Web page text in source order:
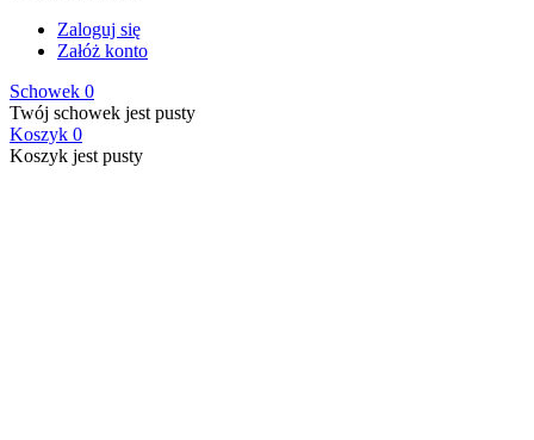
Zaloguj się
Załóż konto
Schowek 0
Twój schowek jest pusty
Koszyk 0
Koszyk jest pusty